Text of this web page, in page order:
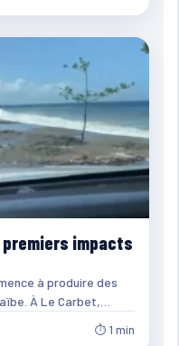
premiers impacts
à produire des
À Le Carbet,…
⏱ 1 min